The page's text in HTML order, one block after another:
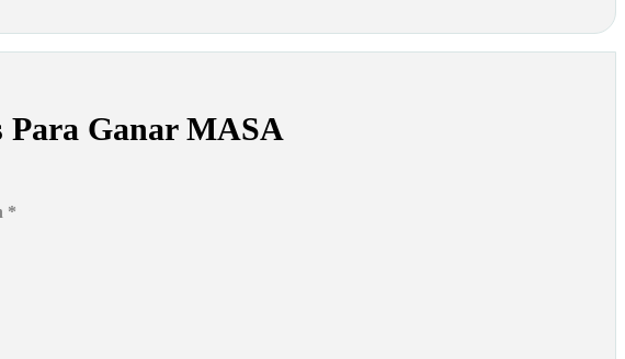
Para Ganar MASA
*